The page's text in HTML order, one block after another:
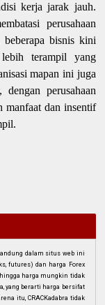
kerja jarak jauh.
perusahaan
beberapa bisnis kini
terampil yang
mapan ini juga
dengan perusahaan
manfaat dan insentif
dalam situs web ini
futures) dan harga Forex
harga mungkin tidak
yang berarti harga bersifat
itu, CRACKadabra tidak